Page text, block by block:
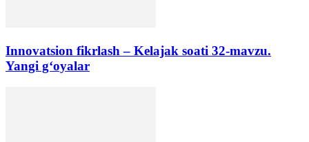
Innovatsion fikrlash – Kelajak soati 32-mavzu.
Yangi g‘oyalar